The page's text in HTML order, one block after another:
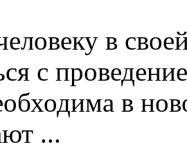
в
с
в
...